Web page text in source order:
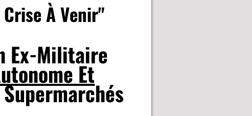
À Venir"
Ex-Militaire
Et